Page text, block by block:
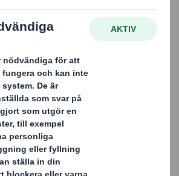
förpackning
Vodka
ledande varumärke inom
del av Pernod Ricard-koncernen.
en brun
för att skydda deras populära
vodkaprodukter och